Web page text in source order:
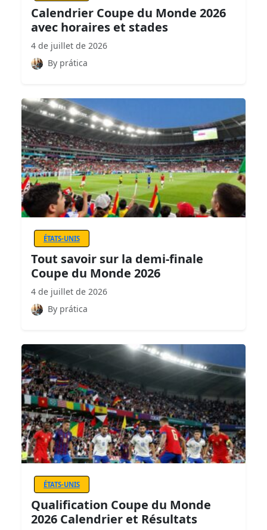
Calendrier Coupe du Monde 2026
avec horaires et stades
4 de juillet de 2026
By prática
ÉTATS-UNIS
Tout savoir sur la demi-finale
Coupe du Monde 2026
4 de juillet de 2026
By prática
ÉTATS-UNIS
Qualification Coupe du Monde
2026 Calendrier et Résultats